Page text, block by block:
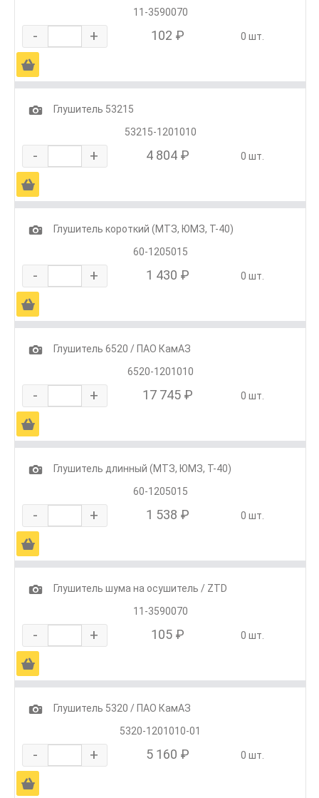
11-3590070
- + 102 ₽ 0 шт.
Ä
1
Глушитель 53215
53215-1201010
- + 4 804 ₽ 0 шт.
Ä
1
Глушитель короткий (МТЗ, ЮМЗ, Т-40)
60-1205015
- + 1 430 ₽ 0 шт.
Ä
1
Глушитель 6520 / ПАО КамАЗ
6520-1201010
- + 17 745 ₽ 0 шт.
Ä
1
Глушитель длинный (МТЗ, ЮМЗ, Т-40)
60-1205015
- + 1 538 ₽ 0 шт.
Ä
1
Глушитель шума на осушитель / ZTD
11-3590070
- + 105 ₽ 0 шт.
Ä
1
Глушитель 5320 / ПАО КамАЗ
5320-1201010-01
- + 5 160 ₽ 0 шт.
Ä